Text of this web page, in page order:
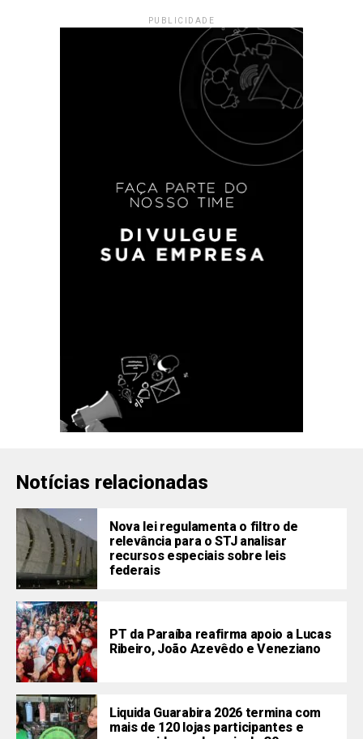
PUBLICIDADE
Notícias relacionadas
Nova lei regulamenta o filtro de
relevância para o STJ analisar
recursos especiais sobre leis
federais
PT da Paraíba reafirma apoio a Lucas
Ribeiro, João Azevêdo e Veneziano
Liquida Guarabira 2026 termina com
mais de 120 lojas participantes e